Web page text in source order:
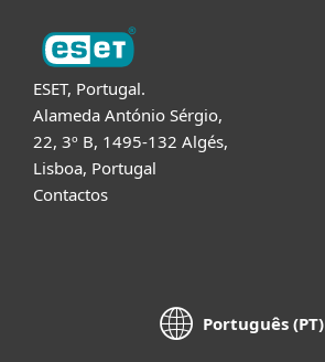
ESET, Portugal.
Alameda António Sérgio,
22, 3º B, 1495-132 Algés,
Lisboa, Portugal
Contactos
Português (PT)